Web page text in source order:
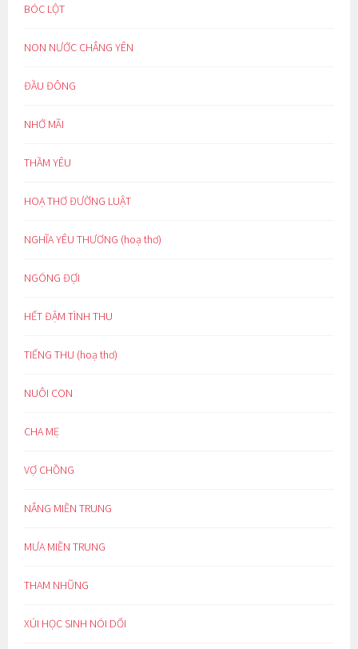
BÓC LỘT
NON NƯỚC CHẲNG YÊN
ĐẦU ĐÔNG
NHỚ MÃI
THẦM YÊU
HOẠ THƠ ĐƯỜNG LUẬT
NGHĨA YÊU THƯƠNG (hoạ thơ)
NGÓNG ĐỢI
HẾT ĐẬM TÌNH THU
TIẾNG THU (hoạ thơ)
NUÔI CON
CHA MẸ
VỢ CHỒNG
NẮNG MIỀN TRUNG
MƯA MIỀN TRUNG
THAM NHŨNG
XÚI HỌC SINH NÓI DỐI